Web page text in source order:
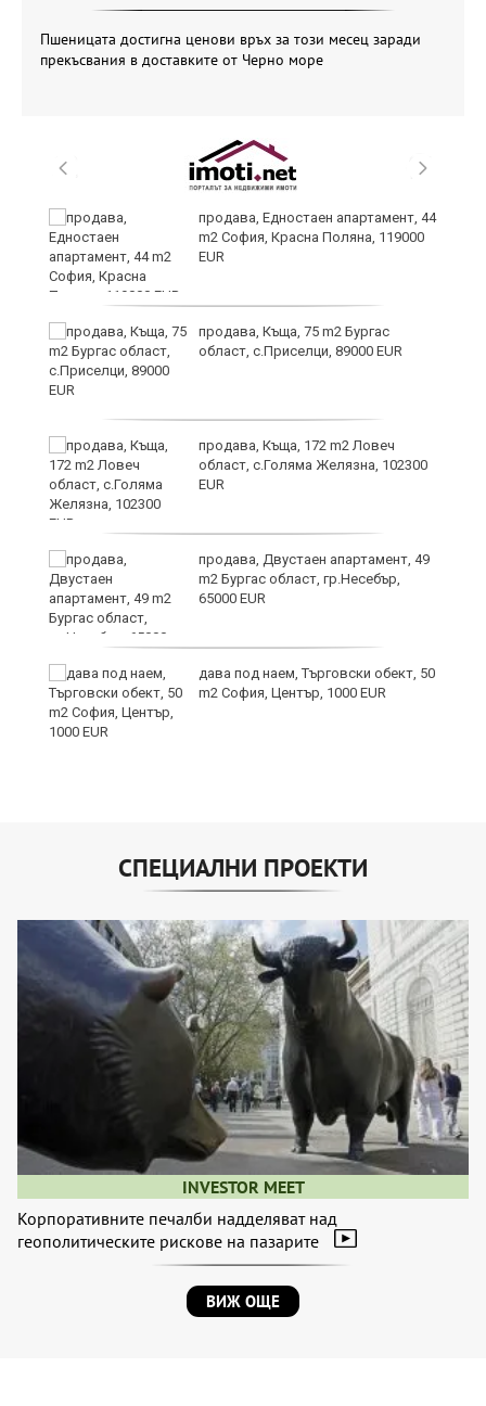
Пшеницата достигна ценови връх за този месец заради
прекъсвания в доставките от Черно море
продава, Едностаен апартамент, 44
m2 София, Красна Поляна, 119000
EUR
продава, Къща, 75 m2 Бургас
област, с.Приселци, 89000 EUR
продава, Къща, 172 m2 Ловеч
област, с.Голяма Желязна, 102300
EUR
продава, Двустаен апартамент, 49
m2 Бургас област, гр.Несебър,
65000 EUR
дава под наем, Търговски обект, 50
m2 София, Център, 1000 EUR
СПЕЦИАЛНИ ПРОЕКТИ
INVESTOR MEET
Корпоративните печалби надделяват над
геополитическите рискове на пазарите
ВИЖ ОЩЕ